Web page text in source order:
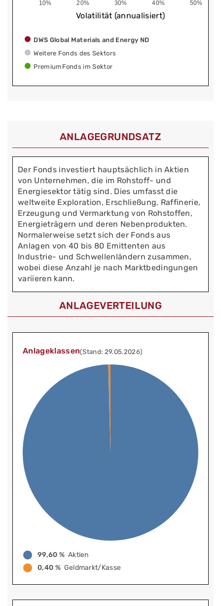
10% 20% 30% 40% 50%
Volatilität (annualisiert)
DWS Global Materials and Energy ND
Weitere Fonds des Sektors
PremiumFonds im Sektor
ANLAGEGRUNDSATZ
Der Fonds investiert hauptsächlich in Aktien
von Unternehmen, die im Rohstoff- und
Energiesektor tätig sind. Dies umfasst die
weltweite Exploration, Erschließung, Raffinerie,
Erzeugung und Vermarktung von Rohstoffen,
Energieträgern und deren Nebenprodukten.
Normalerweise setzt sich der Fonds aus
Anlagen von 40 bis 80 Emittenten aus
Industrie- und Schwellenländern zusammen,
wobei diese Anzahl je nach Marktbedingungen
variieren kann.
ANLAGEVERTEILUNG
Anlageklassen(Stand: 29.05.2026)
99,60 % Aktien
0,40 % Geldmarkt/Kasse